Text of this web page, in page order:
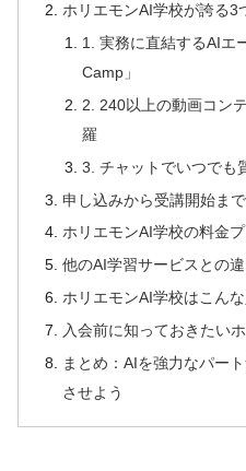
ホリエモンAI学校が誇る3
1. 実務に直結するAIエ
Camp」
2. 240以上の動画コン
羅
3. チャットでいつでも
申し込みから受講開始ま
ホリエモンAI学校の料金
他のAI学習サービスとの
ホリエモンAI学校はこん
入会前に知っておきたい
まとめ：AIを強力なパー
させよう